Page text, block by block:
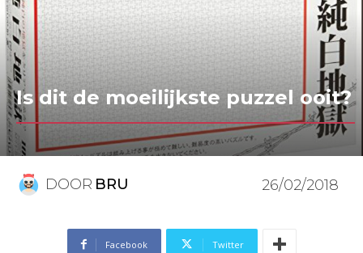
Is dit de moeilijkste puzzel ooit?
DOOR BRU 26/02/2018
Facebook Twitter